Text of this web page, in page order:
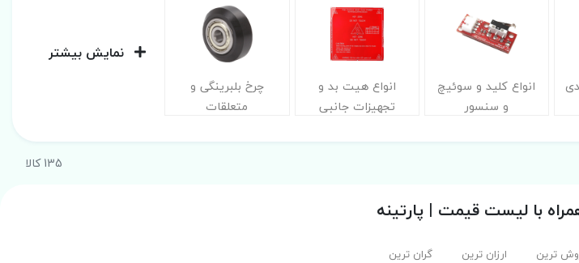
انواع کلید و سوئیچ
و سنسور
انواع هیت بد و
تجهیزات جانبی
چرخ بلبرینگی و
متعلقات
135 کالا
با لیست قیمت | پارتینه
ترین ارزان ترین گران ترین